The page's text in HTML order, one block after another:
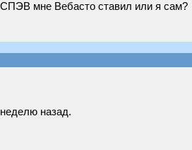
мне Вебасто ставил или я сам?
назад.